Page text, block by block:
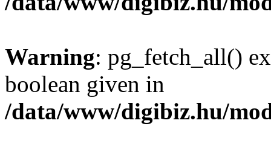
Warning: pg_fetch_all()
boolean given in
/data/www/digibiz.hu/